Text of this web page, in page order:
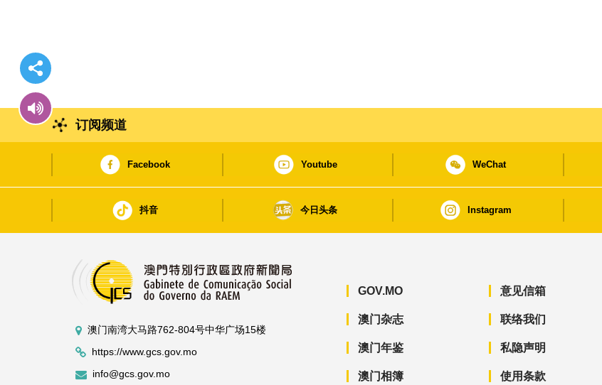
订阅频道
Facebook Youtube WeChat
抖音 今日头条 Instagram
澳门南湾大马路762-804号中华广场15楼
https://www.gcs.gov.mo
info@gcs.gov.mo
GOV.MO
澳门杂志
澳门年鉴
澳门相簿
意见信箱
联络我们
私隐声明
使用条款